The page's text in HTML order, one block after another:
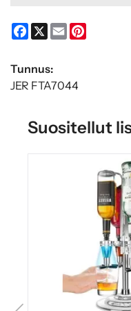
Facebook
X Email
Tunnus:
JER FTA7044
Suositellut